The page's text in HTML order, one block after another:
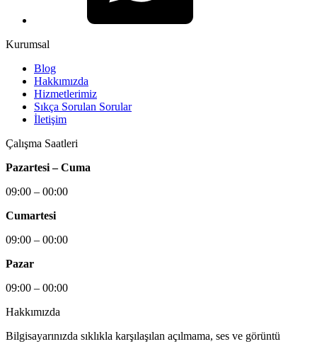
Kurumsal
Blog
Hakkımızda
Hizmetlerimiz
Sıkça Sorulan Sorular
İletişim
Çalışma Saatleri
Pazartesi – Cuma
09:00 – 00:00
Cumartesi
09:00 – 00:00
Pazar
09:00 – 00:00
Hakkımızda
Bilgisayarınızda sıklıkla karşılaşılan açılmama, ses ve görüntü